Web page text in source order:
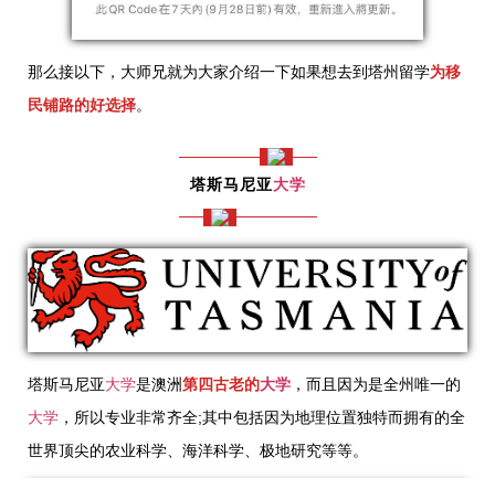
那么接以下，大师兄就为大家介绍一下如果想去到塔州留学为移
民铺路的好选择。
塔斯马尼亚大学
塔斯马尼亚大学是澳洲第四古老的大学 ，而且因为是全州唯一的
大学 ，所以专业非常齐全;其中包括因为地理位置独特而拥有的全
世界顶尖的农业科学、海洋科学、极地研究等等。